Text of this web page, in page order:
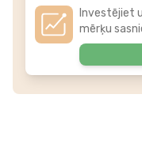
Investējiet
mērķu